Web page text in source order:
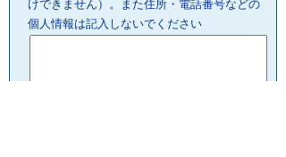
けできません）。また住所・電話番号などの
個人情報は記入しないでください